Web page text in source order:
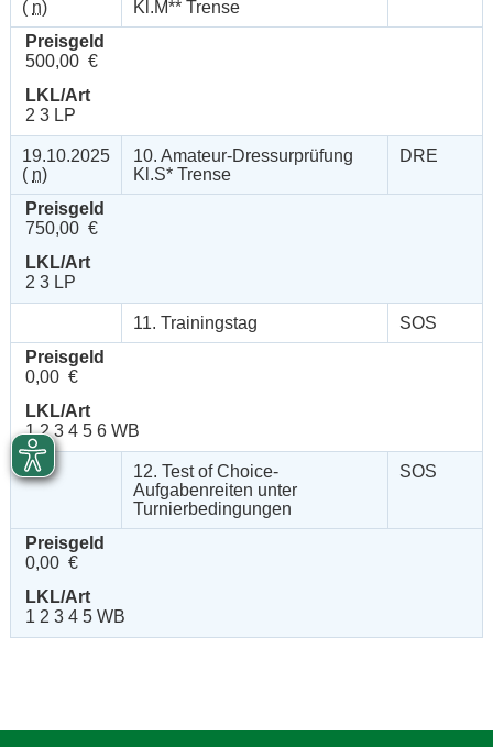
( n)
Kl.M** Trense
Preisgeld
500,00 €
LKL/Art
2 3 LP
19.10.2025
( n)
10. Amateur-Dressurprüfung
Kl.S* Trense
DRE
Preisgeld
750,00 €
LKL/Art
2 3 LP
11. Trainingstag
SOS
Preisgeld
0,00 €
LKL/Art
1 2 3 4 5 6 WB
12. Test of Choice-
Aufgabenreiten unter
Turnierbedingungen
SOS
Preisgeld
0,00 €
LKL/Art
1 2 3 4 5 WB